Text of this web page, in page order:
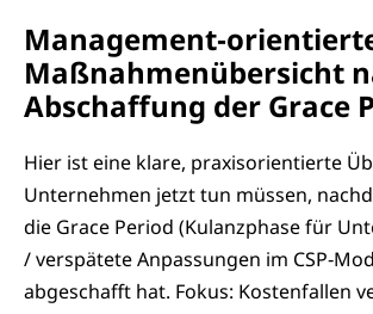
Maßnahmenübersicht
Abschaffung der Grace
Hier ist eine klare, praxisorientierte
Unternehmen jetzt tun müssen,
die Grace Period (Kulanzphase für
/ verspätete Anpassungen im
abgeschafft hat. Fokus: Kostenfallen